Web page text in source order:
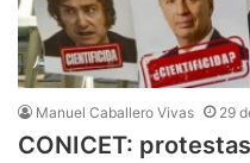
Manuel Caballero Vivas 29
CONICET: